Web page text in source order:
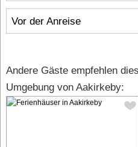
Vor der Anreise
Andere Gäste empfehlen
Umgebung von Aakirkeby: